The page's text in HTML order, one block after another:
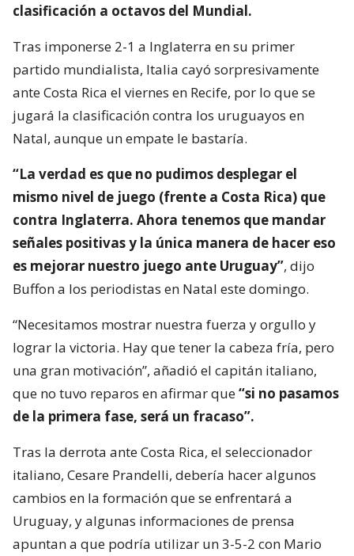
clasificación a octavos del Mundial.
Tras imponerse 2-1 a Inglaterra en su primer
partido mundialista, Italia cayó sorpresivamente
ante Costa Rica el viernes en Recife, por lo que se
jugará la clasificación contra los uruguayos en
Natal, aunque un empate le bastaría.
“La verdad es que no pudimos desplegar el
mismo nivel de juego (frente a Costa Rica) que
contra Inglaterra. Ahora tenemos que mandar
señales positivas y la única manera de hacer eso
es mejorar nuestro juego ante Uruguay”, dijo
Buffon a los periodistas en Natal este domingo.
“Necesitamos mostrar nuestra fuerza y orgullo y
lograr la victoria. Hay que tener la cabeza fría, pero
una gran motivación”, añadió el capitán italiano,
que no tuvo reparos en afirmar que“si no pasamos
de la primera fase, será un fracaso”.
Tras la derrota ante Costa Rica, el seleccionador
italiano, Cesare Prandelli, debería hacer algunos
cambios en la formación que se enfrentará a
Uruguay, y algunas informaciones de prensa
apuntan a que podría utilizar un 3-5-2 con Mario